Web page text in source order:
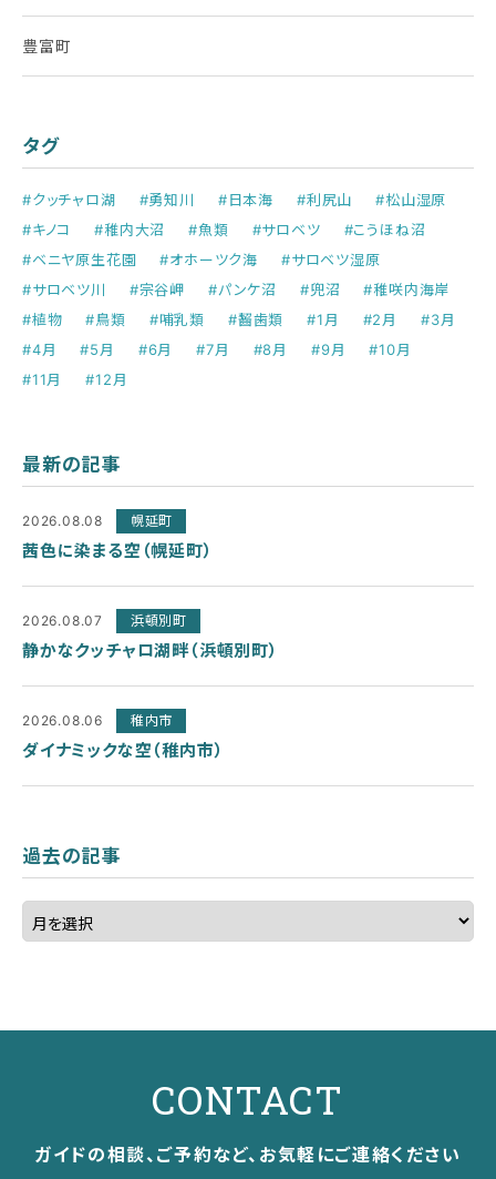
豊富町
タグ
#クッチャロ湖 #勇知川 #日本海 #利尻山
#松山湿原
#キノコ
#稚内大沼 #魚類 #サロベツ
#こうほね沼
#ベニヤ原生花園
#オホーツク海
#サロベツ湿原
#サロベツ川
#宗谷岬 #パンケ沼 #兜沼
#稚咲内海岸
#植物
#鳥類 #哺乳類 #齧歯類 #1月 #2月
#3月
#4月
#5月 #6月 #7月 #8月 #9月
#10月
#11月
#12月
最新の記事
2026.08.08 幌延町
茜色に染まる空（幌延町）
2026.08.07 浜頓別町
静かなクッチャロ湖畔（浜頓別町）
2026.08.06 稚内市
ダイナミックな空（稚内市）
過去の記事
CONTACT
ガイドの相談、ご予約など、お気軽にご連絡ください